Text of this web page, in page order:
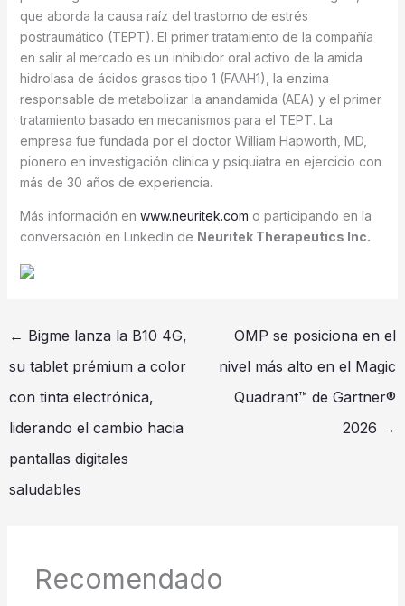
que aborda la causa raíz del trastorno de estrés
postraumático (TEPT). El primer tratamiento de la compañía
en salir al mercado es un inhibidor oral activo de la amida
hidrolasa de ácidos grasos tipo 1 (FAAH1), la enzima
responsable de metabolizar la anandamida (AEA) y el primer
tratamiento basado en mecanismos para el TEPT. La
empresa fue fundada por el doctor William Hapworth, MD,
pionero en investigación clínica y psiquiatra en ejercicio con
más de 30 años de experiencia.
Más información en www.neuritek.com o participando en la
conversación en LinkedIn de Neuritek Therapeutics Inc.
← Bigme lanza la B10 4G,
su tablet prémium a color
con tinta electrónica,
liderando el cambio hacia
pantallas digitales
saludables
OMP se posiciona en el
nivel más alto en el Magic
Quadrant™ de Gartner®
2026 →
Recomendado